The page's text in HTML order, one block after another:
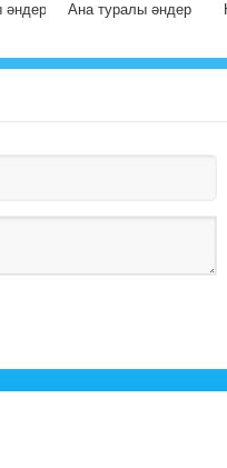
әндер Ана туралы әндер